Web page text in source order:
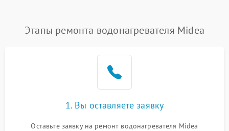
Этапы ремонта водонагревателя Midea
1. Вы оставляете заявку
Оставьте заявку на ремонт водонагревателя Midea